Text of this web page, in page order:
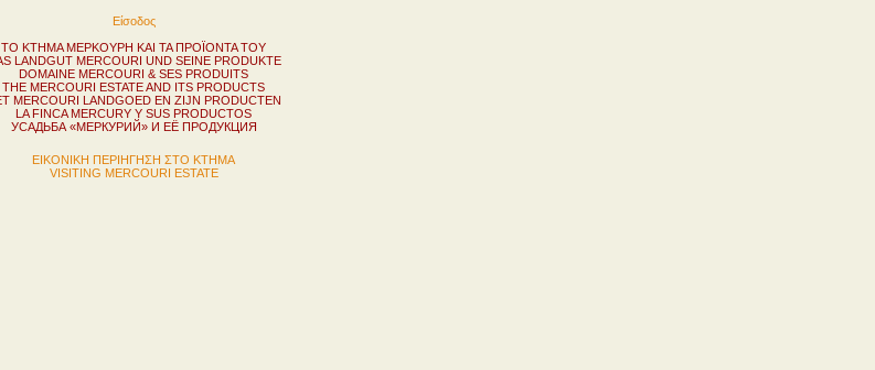
Eίσοδος
ΤΟ ΚΤΗΜΑ ΜΕΡΚΟΥΡΗ ΚΑΙ ΤΑ ΠΡΟΪΟΝΤΑ ΤΟΥ
LANDGUT MERCOURI UND SEINE PRODUKTE
DOMAINE MERCOURI & SES PRODUITS
THE MERCOURI ESTATE AND ITS PRODUCTS
MERCOURI LANDGOED EN ZIJN PRODUCTEN
LA FINCA MERCURY Y SUS PRODUCTOS
УСАДЬБА «МЕРКУРИЙ» И ЕЁ ПРОДУКЦИЯ
ΕΙΚΟΝΙΚΗ ΠΕΡΙΗΓΗΣΗ ΣΤΟ ΚΤΗΜΑ
VISITING MERCOURI ESTATE